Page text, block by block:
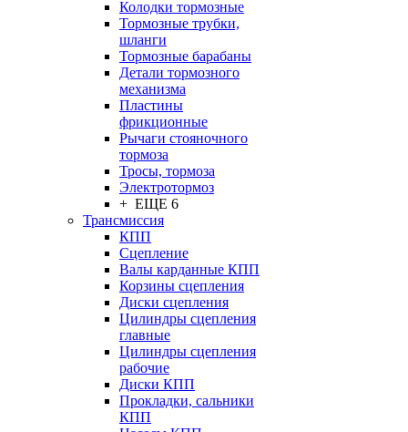
Колодки тормозные
Тормозные трубки,
шланги
Тормозные барабаны
Детали тормозного
механизма
Пластины
фрикционные
Рычаги стояночного
тормоза
Тросы, тормоза
Электротормоз
+ ЕЩЕ 6
Трансмиссия
КПП
Сцепление
Валы карданные КПП
Корзины сцепления
Диски сцепления
Цилиндры сцепления
главные
Цилиндры сцепления
рабочие
Диски КПП
Прокладки, сальники
КПП